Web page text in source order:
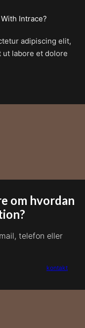
Intrace?
adipiscing elit,
ut labore et dolore
om hvordan
telefon eller
kontakt